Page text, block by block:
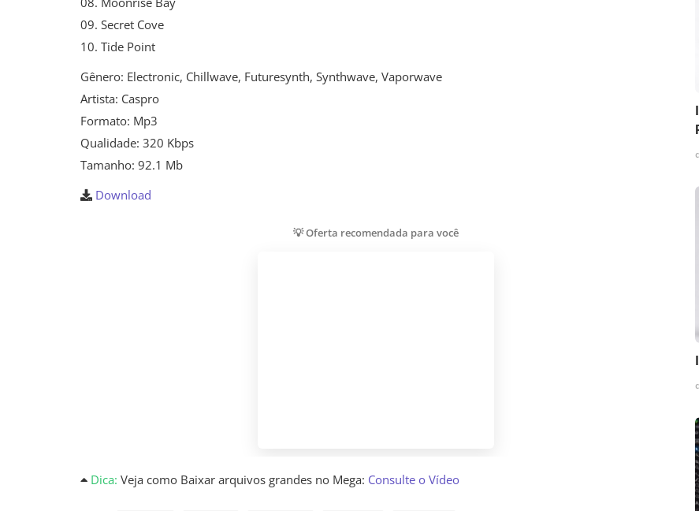
09. Secret Cove
10. Tide Point
Gênero: Electronic, Chillwave, Futuresynth, Synthwave, Vaporwave
Artista: Caspro
Formato: Mp3
Qualidade: 320 Kbps
Tamanho: 92.1 Mb
Download
💡 Oferta recomendada para você
Dica: Veja como Baixar arquivos grandes no Mega: Consulte o Vídeo